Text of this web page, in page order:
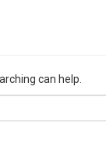
can help.